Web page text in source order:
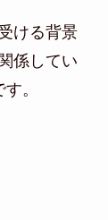
ける背景
係してい
。